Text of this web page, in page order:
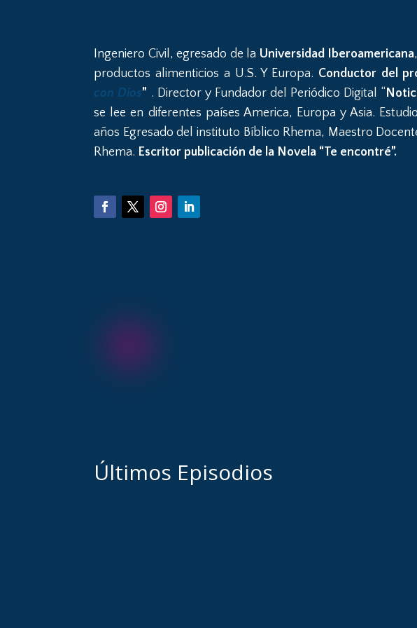
Ingeniero Civil, egresado de la Universidad Iberoamericana
productos alimenticios a U.S. Y Europa. Conductor del
con Dios” . Director y Fundador del Periódico Digital “
se lee en diferentes países America, Europa y Asia.
años Egresado del instituto Bíblico Rhema, Maestro
Rhema. Escritor publicación de la Novela “Te encontré”.
Últimos Episodios